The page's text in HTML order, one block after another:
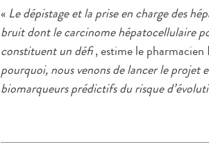
« Le dépistage et la prise en charge des
bruit dont le carcinome hépatocellulaire
constituent un défi, estime le pharmacien
pourquoi, nous venons de lancer le projet
biomarqueurs prédictifs du risque